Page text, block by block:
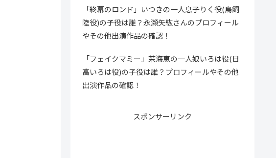
「終幕のロンド」いつきの一人息子りく役(鳥飼
陸役)の子役は誰？永瀬矢紘さんのプロフィール
やその他出演作品の確認！
「フェイクマミー」茉海恵の一人娘いろは役(日
高いろは役)の子役は誰？プロフィールやその他
出演作品の確認！
スポンサーリンク